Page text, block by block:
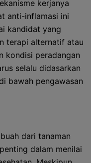
kerjanya
anti-inflamasi ini
kandidat yang
terapi alternatif atau
kondisi peradangan
selalu didasarkan
bawah pengawasan
dari tanaman
dalam menilai